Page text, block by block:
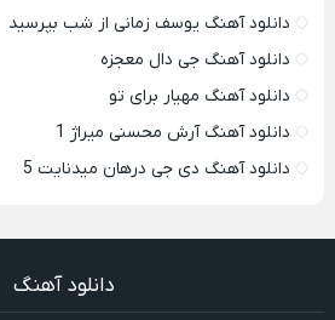
دانلود آهنگ یوسف زمانی از شب بپرسید
دانلود آهنگ جی دال معجزه
دانلود آهنگ مهیار برای تو
دانلود آهنگ آرش محسنی میراژ 1
دانلود آهنگ دی جی درهان میدنایت 5
دانلود آهنگ